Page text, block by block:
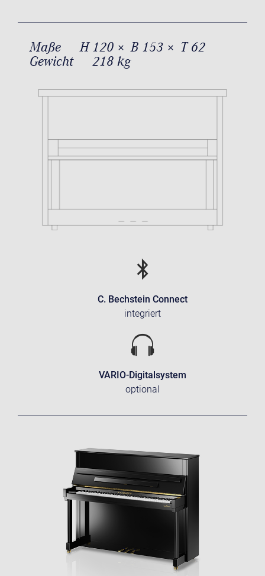
Maße
H 120 × B 153 × T 62
Gewicht
218 kg
C. Bechstein Connect
integriert
VARIO-Digitalsystem
optional